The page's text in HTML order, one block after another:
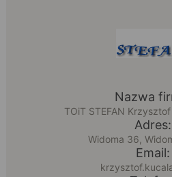
Nazwa
TOiT STEFAN
Adres:
Widoma 36,
Email: